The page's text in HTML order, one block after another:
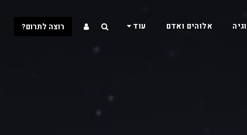
אלוהים ואדם עוד רוצה לתרום?